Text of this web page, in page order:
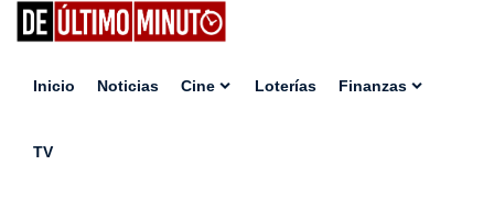
Inicio Noticias Cine Loterías Finanzas
TV